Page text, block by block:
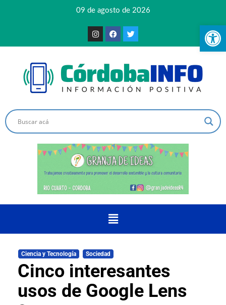
09 de agosto de 2026
Ciencia y Tecnología Sociedad
Cinco interesantes
usos de Google Lens